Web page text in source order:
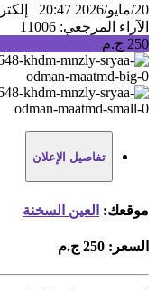
20/مايو/2026 20:47
الآراء المرجعي: 11006
250 ج.م
تفاصيل الإعلان
موقعك: العين السخنة
السعر: 250 ج.م